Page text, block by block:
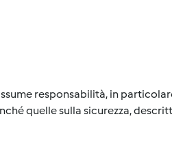
responsabilità, in
quelle sulla sicurezza,